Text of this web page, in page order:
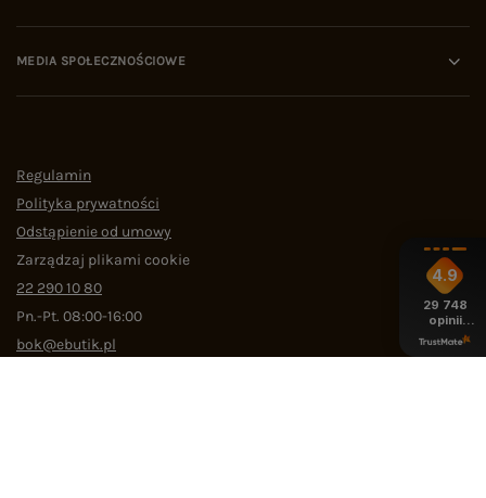
MEDIA SPOŁECZNOŚCIOWE
Regulamin
Polityka prywatności
Odstąpienie od umowy
Zarządzaj plikami cookie
22 290 10 80
Pn.-Pt. 08:00-16:00
bok@ebutik.pl
4.9
29 748
opinii
z całego